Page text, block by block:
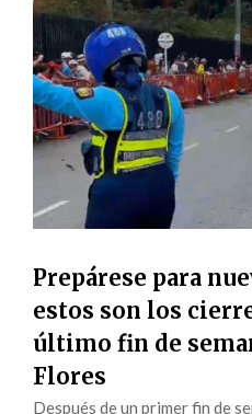
Prepárese para
estos son los
último fin de
Flores
Después de un primer fin de